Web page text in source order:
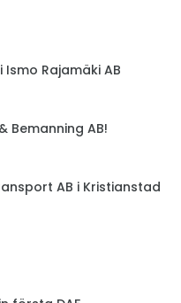
Ismo Rajamäki AB
Bemanning AB!
AB i Kristianstad